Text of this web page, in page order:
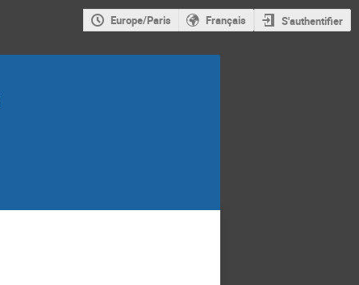
Europe/Paris Français S'authentifier